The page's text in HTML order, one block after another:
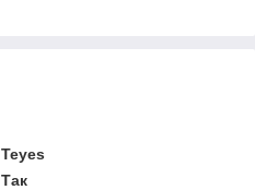
Teyes
Так